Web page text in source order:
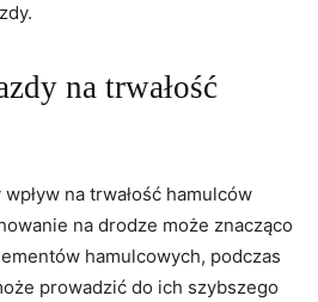
na​ trwałość
na trwałość hamulców
na drodze może znacząco
hamulcowych, podczas
prowadzić do ich szybszego